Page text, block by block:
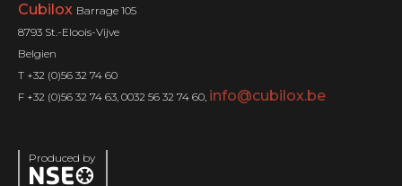
Cubilox Barrage 105
8793 St.-Eloois-Vijve
Belgien
T +32 (0)56 32 74 60
F +32 (0)56 32 74 63, 0032 56 32 74 60, info@cubilox.be
Produced by